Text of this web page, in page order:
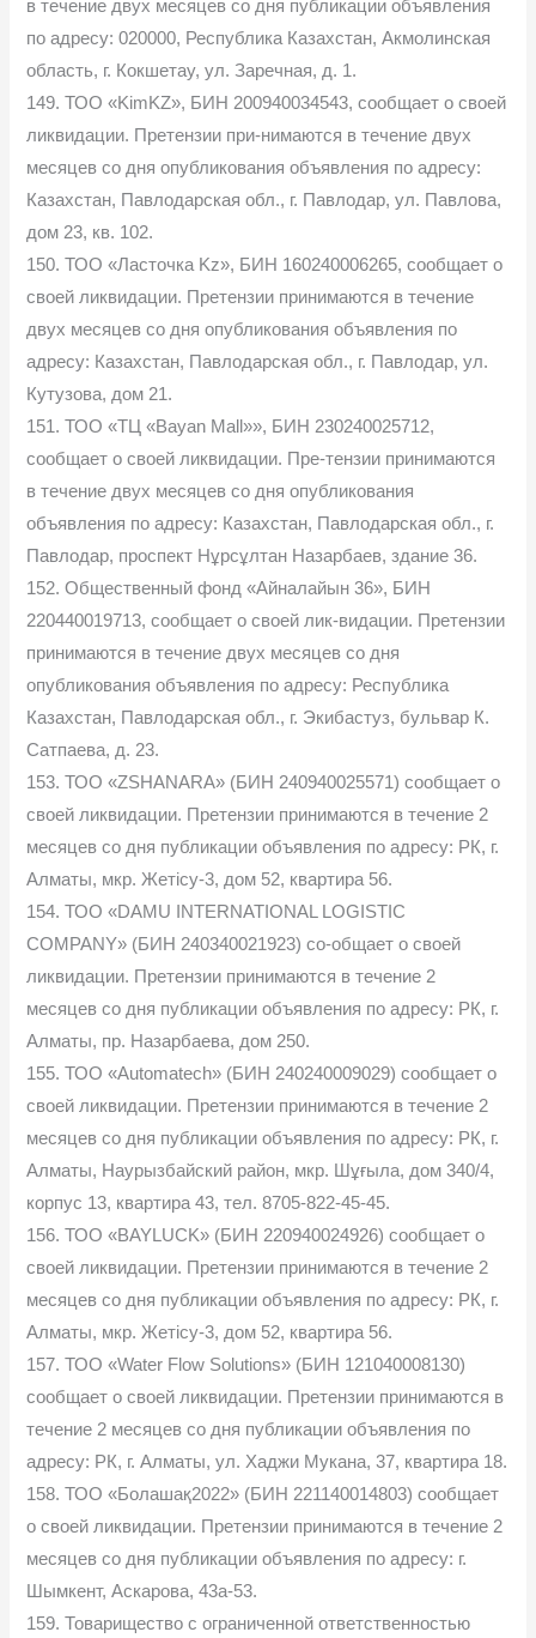
в течение двух месяцев со дня публикации объявления
по адресу: 020000, Республика Казахстан, Акмолинская
область, г. Кокшетау, ул. Заречная, д. 1.
149. ТОО «KimKZ», БИН 200940034543, сообщает о своей
ликвидации. Претензии при-нимаются в течение двух
месяцев со дня опубликования объявления по адресу:
Казахстан, Павлодарская обл., г. Павлодар, ул. Павлова,
дом 23, кв. 102.
150. ТОО «Ласточка Kz», БИН 160240006265, сообщает о
своей ликвидации. Претензии принимаются в течение
двух месяцев со дня опубликования объявления по
адресу: Казахстан, Павлодарская обл., г. Павлодар, ул.
Кутузова, дом 21.
151. ТОО «ТЦ «Bayan Mall»», БИН 230240025712,
сообщает о своей ликвидации. Пре-тензии принимаются
в течение двух месяцев со дня опубликования
объявления по адресу: Казахстан, Павлодарская обл., г.
Павлодар, проспект Нұрсұлтан Назарбаев, здание 36.
152. Общественный фонд «Айналайын 36», БИН
220440019713, сообщает о своей лик-видации. Претензии
принимаются в течение двух месяцев со дня
опубликования объявления по адресу: Республика
Казахстан, Павлодарская обл., г. Экибастуз, бульвар К.
Сатпаева, д. 23.
153. ТОО «ZSHANARA» (БИН 240940025571) сообщает о
своей ликвидации. Претензии принимаются в течение 2
месяцев со дня публикации объявления по адресу: РК, г.
Алматы, мкр. Жетісу-3, дом 52, квартира 56.
154. ТОО «DAMU INTERNATIONAL LOGISTIC
COMPANY» (БИН 240340021923) со-общает о своей
ликвидации. Претензии принимаются в течение 2
месяцев со дня публикации объявления по адресу: РК, г.
Алматы, пр. Назарбаева, дом 250.
155. ТОО «Automatech» (БИН 240240009029) сообщает о
своей ликвидации. Претензии принимаются в течение 2
месяцев со дня публикации объявления по адресу: РК, г.
Алматы, Наурызбайский район, мкр. Шұғыла, дом 340/4,
корпус 13, квартира 43, тел. 8705-822-45-45.
156. ТОО «BAYLUCK» (БИН 220940024926) сообщает о
своей ликвидации. Претензии принимаются в течение 2
месяцев со дня публикации объявления по адресу: РК, г.
Алматы, мкр. Жетісу-3, дом 52, квартира 56.
157. ТОО «Water Flow Solutions» (БИН 121040008130)
сообщает о своей ликвидации. Претензии принимаются в
течение 2 месяцев со дня публикации объявления по
адресу: РК, г. Алматы, ул. Хаджи Мукана, 37, квартира 18.
158. ТОО «Болашақ2022» (БИН 221140014803) сообщает
о своей ликвидации. Претензии принимаются в течение 2
месяцев со дня публикации объявления по адресу: г.
Шымкент, Аскарова, 43а-53.
159. Товарищество с ограниченной ответственностью